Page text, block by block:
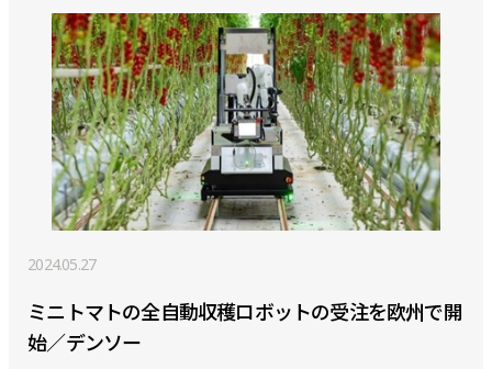
2024.05.27
ミニトマトの全自動収穫ロボットの受注を欧州で開
始／デンソー